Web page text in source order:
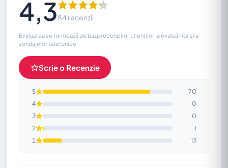
4,384 recenzii
Evaluarea se formează pe baza recenziilor clienților, a evaluărilor și a
sondajelor telefonice.
Scrie o Recenzie
5
70
4
0
3
0
2
1
1
13